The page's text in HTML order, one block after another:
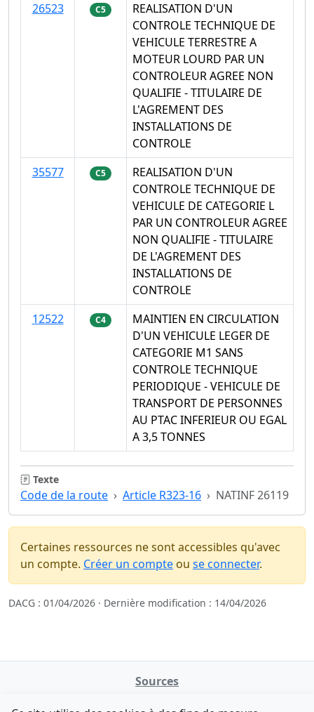
26523
C5
REALISATION D'UN
CONTROLE TECHNIQUE DE
VEHICULE TERRESTRE A
MOTEUR LOURD PAR UN
CONTROLEUR AGREE NON
QUALIFIE - TITULAIRE DE
L'AGREMENT DES
INSTALLATIONS DE
CONTROLE
35577
C5
REALISATION D'UN
CONTROLE TECHNIQUE DE
VEHICULE DE CATEGORIE L
PAR UN CONTROLEUR AGREE
NON QUALIFIE - TITULAIRE
DE L'AGREMENT DES
INSTALLATIONS DE
CONTROLE
12522
C4
MAINTIEN EN CIRCULATION
D'UN VEHICULE LEGER DE
CATEGORIE M1 SANS
CONTROLE TECHNIQUE
PERIODIQUE - VEHICULE DE
TRANSPORT DE PERSONNES
AU PTAC INFERIEUR OU EGAL
A 3,5 TONNES
Texte
Code de la route Article R323-16 NATINF 26119
Certaines ressources ne sont accessibles qu'avec
un compte. Créer un compte ou se connecter.
DACG : 01/04/2026 · Dernière modification : 14/04/2026
Sources